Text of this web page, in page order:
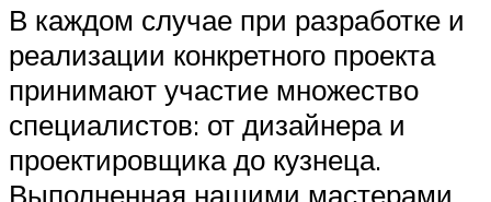
В каждом случае при разработке и
реализации конкретного проекта
принимают участие множество
специалистов: от дизайнера и
проектировщика до кузнеца.
Выполненная нашими мастерами